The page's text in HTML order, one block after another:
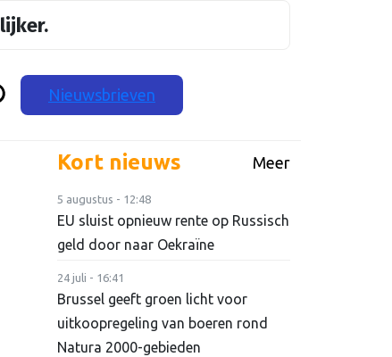
Nieuwsbrieven
Kort nieuws Meer
5 augustus - 12:48
EU sluist opnieuw rente op Russisch
geld door naar Oekraïne
24 juli - 16:41
Brussel geeft groen licht voor
uitkoopregeling van boeren rond
Natura 2000-gebieden